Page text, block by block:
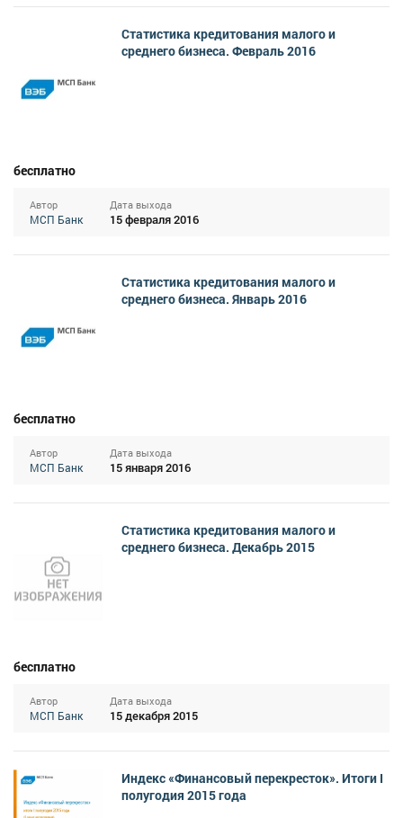
Статистика кредитования малого и
среднего бизнеса. Февраль 2016
бесплатно
Автор
МСП Банк
Дата выхода
15 февраля 2016
Статистика кредитования малого и
среднего бизнеса. Январь 2016
бесплатно
Автор
МСП Банк
Дата выхода
15 января 2016
Статистика кредитования малого и
среднего бизнеса. Декабрь 2015
бесплатно
Автор
МСП Банк
Дата выхода
15 декабря 2015
Индекс «Финансовый перекресток». Итоги I
полугодия 2015 года